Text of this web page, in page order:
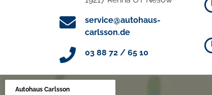
service@autohaus-
carlsson.de
03 88 72 / 65 10
Autohaus Carlsson